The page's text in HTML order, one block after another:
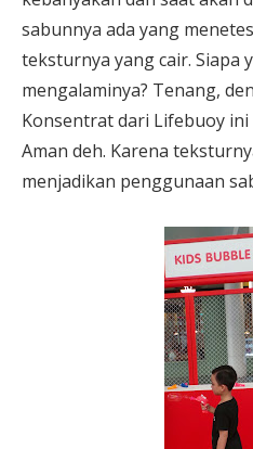
sabunnya ada yang
teksturnya yang cair. Siapa
mengalaminya? Tenang,
Konsentrat dari Lifebuoy
Aman deh. Karena
menjadikan penggunaan